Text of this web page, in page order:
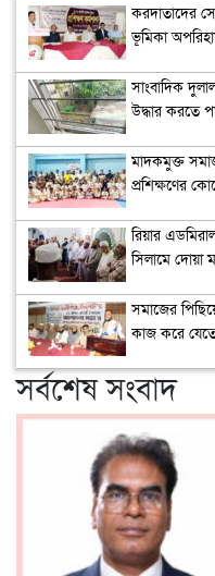
করদাতাদের
ভূমিকা
সাংবাদিক
উদ্ধার করতে
মাদকমুক্ত
প্রশিক্ষণের
রিয়ার
সিলামে দোয়া
সমাজের
কাজ করে
সর্বশেষ সংবাদ